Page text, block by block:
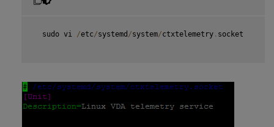
  sudo vi
/etc/systemd /system/ctxtelemetry . socket